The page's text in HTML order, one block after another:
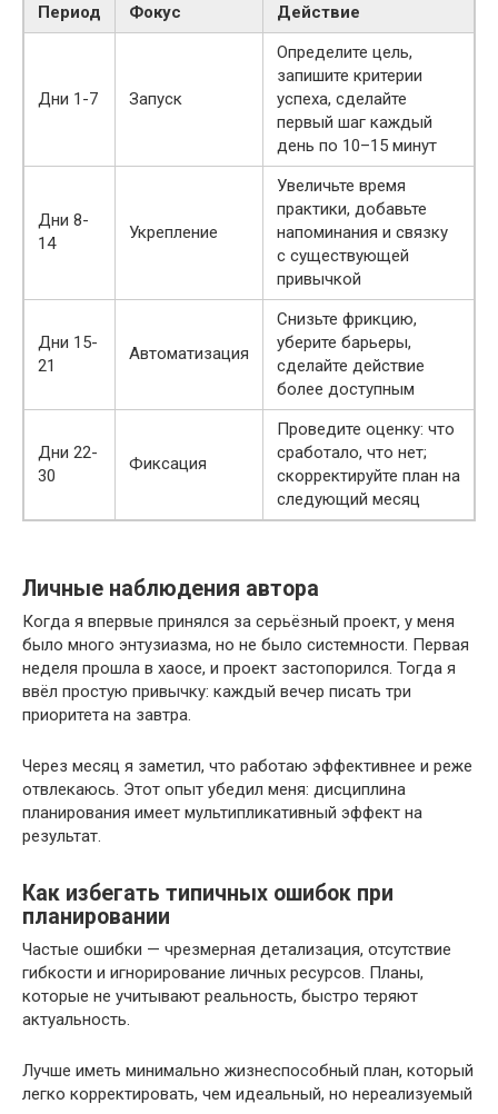
Период Фокус Действие
Дни 1-7 Запуск
Определите цель,
запишите критерии
успеха, сделайте
первый шаг каждый
день по 10–15 минут
Дни 8-
14
Укрепление
Увеличьте время
практики, добавьте
напоминания и связку
с существующей
привычкой
Дни 15-
21
Автоматизация
Снизьте фрикцию,
уберите барьеры,
сделайте действие
более доступным
Дни 22-
30
Фиксация
Проведите оценку: что
сработало, что нет;
скорректируйте план на
следующий месяц
Личные наблюдения автора
Когда я впервые принялся за серьёзный проект, у меня
было много энтузиазма, но не было системности. Первая
неделя прошла в хаосе, и проект застопорился. Тогда я
ввёл простую привычку: каждый вечер писать три
приоритета на завтра.
Через месяц я заметил, что работаю эффективнее и реже
отвлекаюсь. Этот опыт убедил меня: дисциплина
планирования имеет мультипликативный эффект на
результат.
Как избегать типичных ошибок при
планировании
Частые ошибки — чрезмерная детализация, отсутствие
гибкости и игнорирование личных ресурсов. Планы,
которые не учитывают реальность, быстро теряют
актуальность.
Лучше иметь минимально жизнеспособный план, который
легко корректировать, чем идеальный, но нереализуемый